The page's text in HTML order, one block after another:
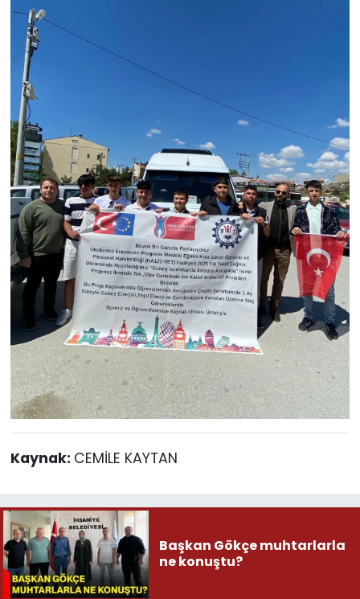
Kaynak: CEMİLE KAYTAN
Başkan Gökçe muhtarlarla
ne konuştu?